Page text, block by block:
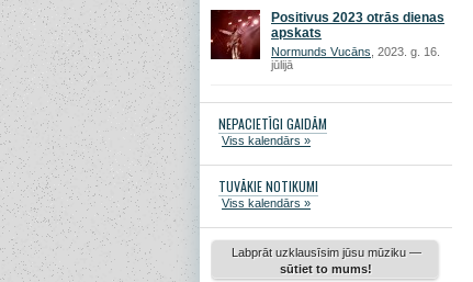
Positivus 2023 otrās dienas
apskats
Normunds Vucāns , 2023. g. 16.
jūlijā
NEPACIETĪGI GAIDĀM
Viss kalendārs »
TUVĀKIE NOTIKUMI
Viss kalendārs »
Labprāt uzklausīsim jūsu mūziku —
sūtiet to mums!